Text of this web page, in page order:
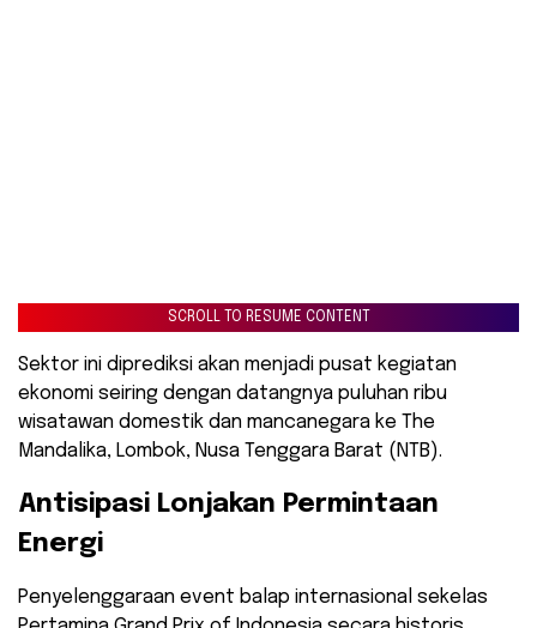
SCROLL TO RESUME CONTENT
Sektor ini diprediksi akan menjadi pusat kegiatan
ekonomi seiring dengan datangnya puluhan ribu
wisatawan domestik dan mancanegara ke The
Mandalika, Lombok, Nusa Tenggara Barat (NTB).
Antisipasi Lonjakan Permintaan
Energi
Penyelenggaraan event balap internasional sekelas